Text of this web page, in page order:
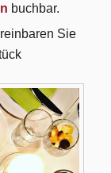
buchbar.
Sie